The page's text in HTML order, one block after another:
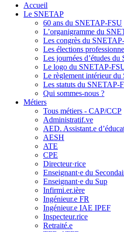
Accueil
Le SNETAP
60 ans du SNETAP-FSU
L’organigramme du
Les congrès du
Les élections
Les journées d’études
Le logo du SNETAP-
Le règlement intérieur
Les statuts du SNETAP-
Qui sommes-nous ?
Métiers
Tous métiers - CAP/CCP
Administratif.ve
AED. Assistant.e
AESH
ATE
CPE
Directeur·rice
Enseignant·e du
Enseignant·e du Sup
Infirmi.er.ière
Ingénieur.e FR
Ingénieur.e IAE IPEF
Inspecteur.rice
Retraité.e